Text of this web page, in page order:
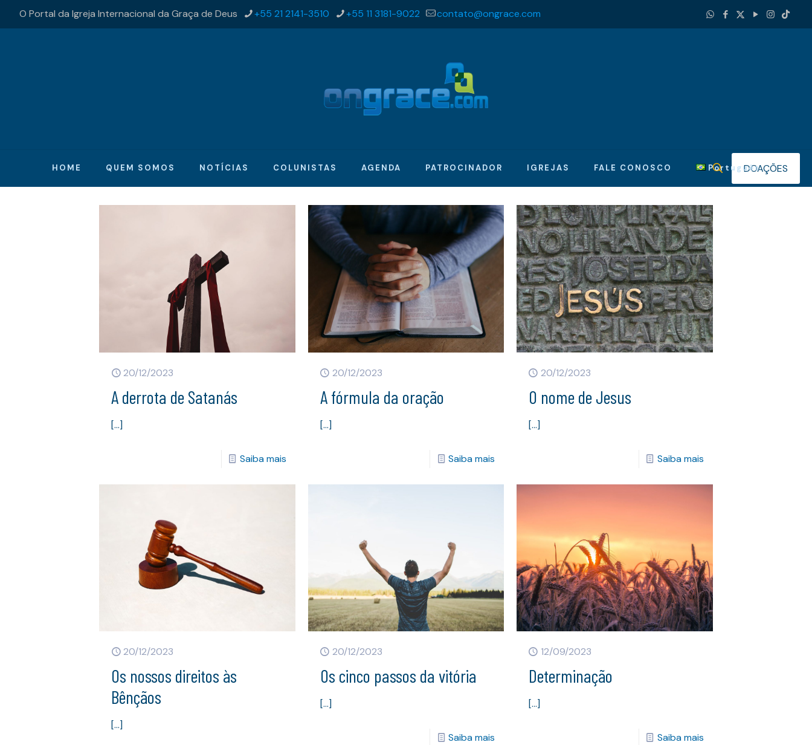
O Portal da Igreja Internacional da Graça de Deus +55 21 2141-3510 +55 11 3181-9022 contato@ongrace.com
HOME QUEM SOMOS NOTÍCIAS COLUNISTAS AGENDA PATROCINADOR IGREJAS FALE CONOSCO PortuguêsDOAÇÕES
20/12/2023
A derrota de Satanás
[…]
Saiba mais
20/12/2023
A fórmula da oração
[…]
Saiba mais
20/12/2023
O nome de Jesus
[…]
Saiba mais
20/12/2023
Os nossos direitos às
Bênçãos
[…]
20/12/2023
Os cinco passos da vitória
[…]
Saiba mais
12/09/2023
Determinação
[…]
Saiba mais